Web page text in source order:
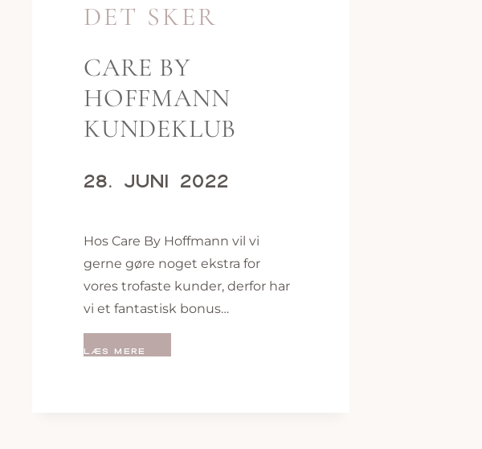
DET SKER
CARE BY
HOFFMANN
KUNDEKLUB
28. JUNI 2022
Hos Care By Hoffmann vil vi
gerne gøre noget ekstra for
vores trofaste kunder, derfor har
vi et fantastisk bonus…
LÆS MERE